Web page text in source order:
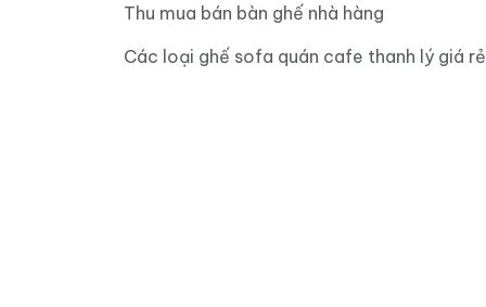
Thu mua bán bàn ghế nhà hàng
Các loại ghế sofa quán cafe thanh lý giá rẻ